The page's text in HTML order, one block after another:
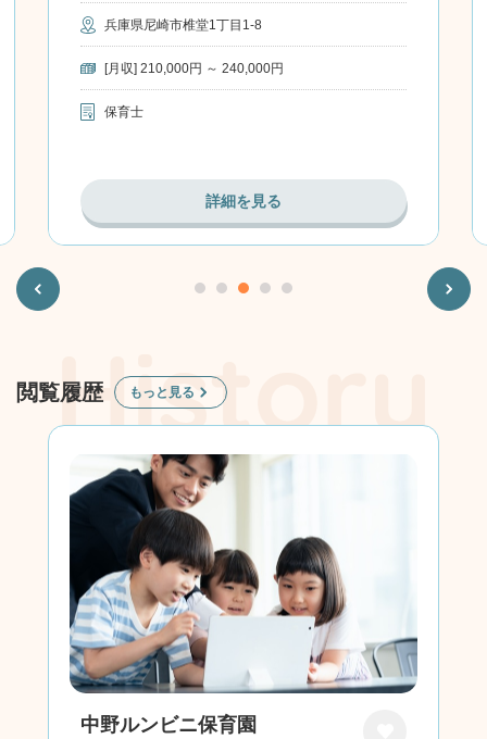
Previous
兵庫県尼崎市椎堂1丁目1-8
[月収] 210,000円 ～ 240,000円
保育士
詳細を見る
Next
閲覧履歴 もっと見る
中野ルンビニ保育園